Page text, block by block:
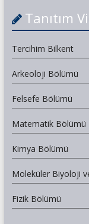
Tanıtım
Tercihim Bilkent
Arkeoloji Bölümü
Felsefe Bölümü
Matematik Bölümü
Kimya Bölümü
Moleküler Biyoloji
Fizik Bölümü